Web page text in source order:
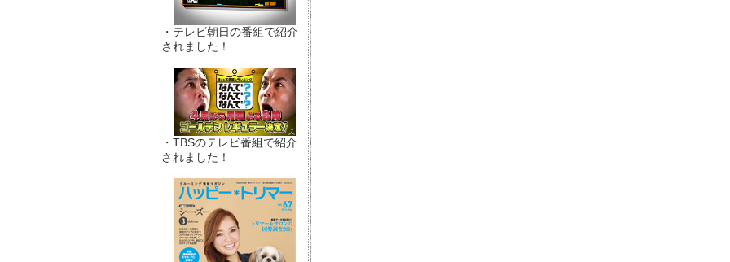
・テレビ朝日の番組で紹介
されました！
・TBSのテレビ番組で紹介
されました！